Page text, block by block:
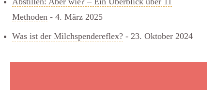
Methoden - 4. März 2025
Was ist der Milchspendereflex? - 23. Oktober 2024